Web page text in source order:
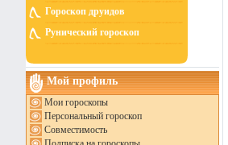
Гороскоп друидов
Рунический гороскоп
Мой профиль
Мои гороскопы
Персональный гороскоп
Совместимость